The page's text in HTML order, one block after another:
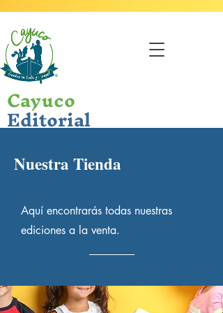
Cayuco
Editorial
Nuestra Tienda
Aquí encontrarás todas nuestras
ediciones a la venta.